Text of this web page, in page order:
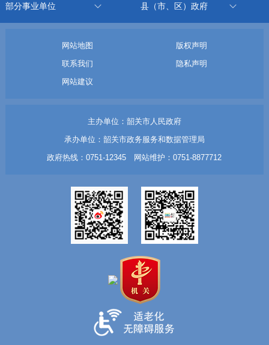
部分事业单位 县（市、区）政府
网站地图
版权声明
联系我们
隐私声明
网站建议
主办单位：韶关市人民政府
承办单位：韶关市政务服务和数据管理局
政府热线：0751-12345 网站维护：0751-8877712